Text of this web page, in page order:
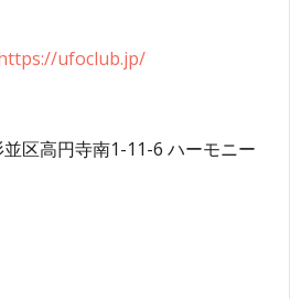
ufoclub.jp/
区高円寺南1-11-6 ハーモニー